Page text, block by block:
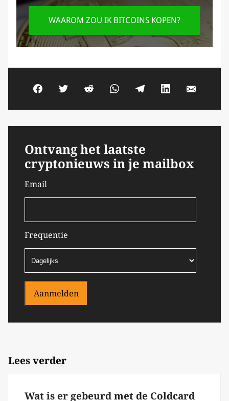
WAAROM ZOU IK BITCOINS KOPEN?
Ontvang het laatste
cryptonieuws in je mailbox
Email
Frequentie
Aanmelden
Lees verder
Wat is er gebeurd met de Coldcard